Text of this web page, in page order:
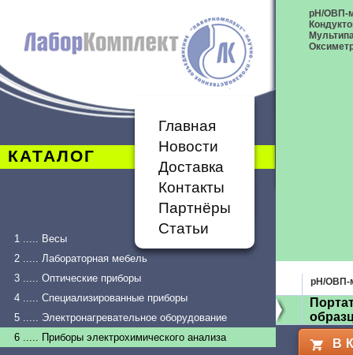
КАТАЛОГ
Главная
Новости
Доставка
Контакты
Партнёры
Статьи
1 ..... Весы
2 ..... Лабораторная мебель
3 ..... Оптические приборы
4 ..... Специализированные приборы
5 ..... Электронагревательное оборудование
6 ..... Приборы электрохимического анализа
рН/ОВП-
рН/ОВП-
В